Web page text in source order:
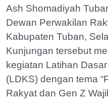
Ash Shomadiyah
Dewan Perwakilan
Kabupaten Tuban,
Kunjungan tersebut
kegiatan Latihan
(LDKS) dengan tema
Rakyat dan Gen Z